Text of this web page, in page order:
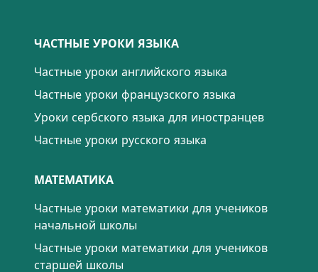
ЧАСТНЫЕ УРОКИ ЯЗЫКА
Частные уроки английского языка
Частные уроки французского языка
Уроки сербского языка для иностранцев
Частные уроки русского языка
МАТЕМАТИКА
Частные уроки математики для учеников
начальной школы
Частные уроки математики для учеников
старшей школы